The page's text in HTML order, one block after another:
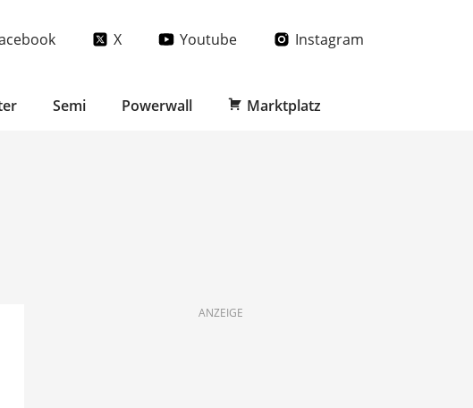
X Youtube Instagram
Semi Powerwall Marktplatz
ANZEIGE